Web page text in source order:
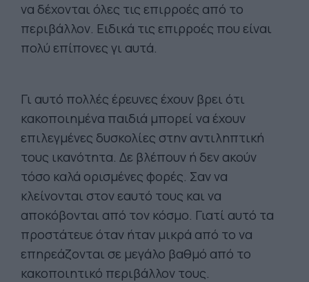
να δέχονται όλες τις επιρροές από το
περιβάλλον. Ειδικά τις επιρροές που είναι
πολύ επίπονες γι αυτά.
Γι αυτό πολλές έρευνες έχουν βρει ότι
κακοποιημένα παιδιά μπορεί να έχουν
επιλεγμένες δυσκολίες στην αντιληπτική
τους ικανότητα. Δε βλέπουν ή δεν ακούν
τόσο καλά ορισμένες φορές. Σαν να
κλείνονται στον εαυτό τους και να
αποκόβονται από τον κόσμο. Γιατί αυτό τα
προστάτευε όταν ήταν μικρά από το να
επηρεάζονται σε μεγάλο βαθμό από το
κακοποιητικό περιβάλλον τους.